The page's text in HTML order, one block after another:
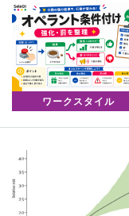
ワークスタイル